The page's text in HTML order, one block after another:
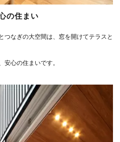
の住まい
つなぎの大空間は、窓を開けてテラスと
安心の住まいです。